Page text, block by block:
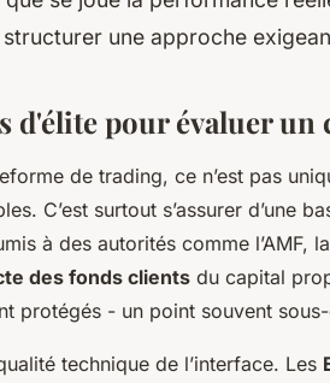
une approche
d'élite pour évaluer
de trading, ce n’est pas
C’est surtout s’assurer d’une
à des autorités comme l’AMF,
des fonds clients du capital
protégés - un point souvent
technique de l’interface. Les